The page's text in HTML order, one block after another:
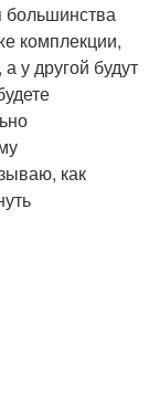
большинства
комплекции,
у другой будут
как